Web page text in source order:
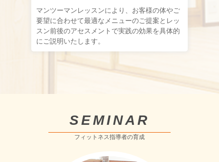
マンツーマンレッスンにより、お客様の体やご
要望に合わせて最適なメニューのご提案とレッ
スン前後のアセスメントで実践の効果を具体的
にご説明いたします。
SEMINAR
フィットネス指導者の育成